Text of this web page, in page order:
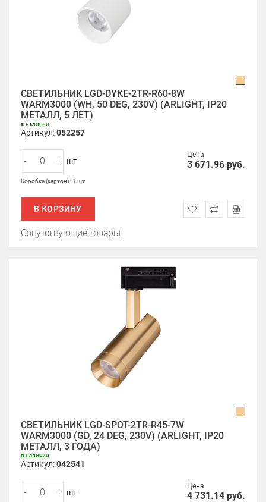
СВЕТИЛЬНИК LGD-DYKE-2TR-R60-8W
WARM3000 (WH, 50 DEG, 230V) (ARLIGHT, IP20
МЕТАЛЛ, 5 ЛЕТ)
в наличии
Артикул:052257
Цена
3 671.96 руб.
- + шт
Коробка (картон) : 1 шт
В КОРЗИНУ
Сопутствующие товары
СВЕТИЛЬНИК LGD-SPOT-2TR-R45-7W
WARM3000 (GD, 24 DEG, 230V) (ARLIGHT, IP20
МЕТАЛЛ, 3 ГОДА)
в наличии
Артикул:042541
Цена
4 731.14 руб.
- + шт